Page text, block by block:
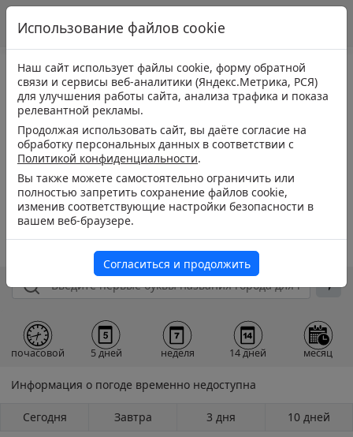
почасовой 5 дней неделя 14 дней месяц
Информация о погоде временно недоступна
Сегодня Завтра 3 дня 10 дней
Использование файлов cookie
Наш сайт использует файлы cookie, форму обратной
связи и сервисы веб-аналитики (Яндекс.Метрика, РСЯ)
для улучшения работы сайта, анализа трафика и показа
релевантной рекламы.
Продолжая использовать сайт, вы даёте согласие на
обработку персональных данных в соответствии с
Политикой конфиденциальности.
Вы также можете самостоятельно ограничить или
полностью запретить сохранение файлов cookie,
изменив соответствующие настройки безопасности в
вашем веб-браузере.
Согласиться и продолжить